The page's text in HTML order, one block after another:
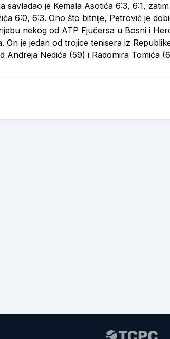
je Kemala Asotića 6:3, 6:1,
6:0, 6:3. Ono što bitnije, Petrović je
nekog od ATP Fjučersa u Bosni i
je jedan od trojice tenisera iz
Nedića (59) i Radomira Tomića